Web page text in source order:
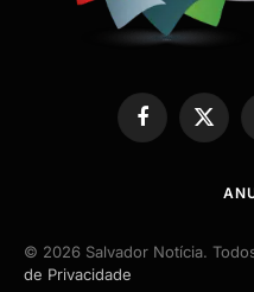
Facebook
X
© 2026 Salvador Notícia.
de Privacidade